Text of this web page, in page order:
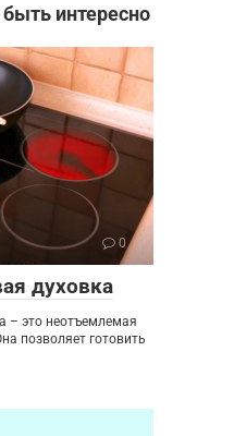
интересно
0
духовка
– это неотъемлемая
позволяет готовить